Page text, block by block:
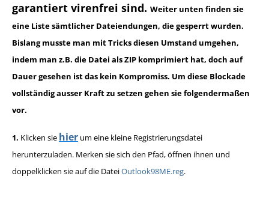
garantiert virenfrei sind. Weiter unten finden sie
eine Liste sämtlicher Dateiendungen, die gesperrt wurden.
Bislang musste man mit Tricks diesen Umstand umgehen,
indem man z.B. die Datei als ZIP komprimiert hat, doch auf
Dauer gesehen ist das kein Kompromiss. Um diese Blockade
vollständig ausser Kraft zu setzen gehen sie folgendermaßen
vor.
1. Klicken sie hier um eine kleine Registrierungsdatei
herunterzuladen. Merken sie sich den Pfad, öffnen ihnen und
doppelklicken sie auf die DateiOutlook98ME.reg.